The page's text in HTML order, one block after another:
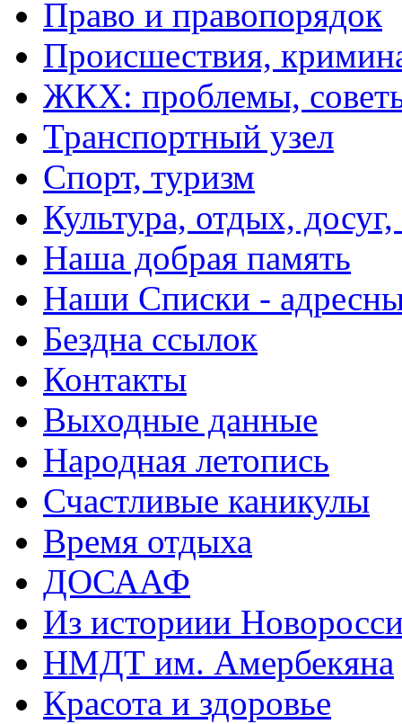
Право и правопорядок
Происшествия,
ЖКХ: проблемы,
Транспортный узел
Спорт, туризм
Культура, отдых,
Наша добрая память
Наши Списки -
Бездна ссылок
Контакты
Выходные данные
Народная летопись
Счастливые каникулы
Время отдыха
ДОСААФ
Из историии
НМДТ им. Амербекяна
Красота и здоровье